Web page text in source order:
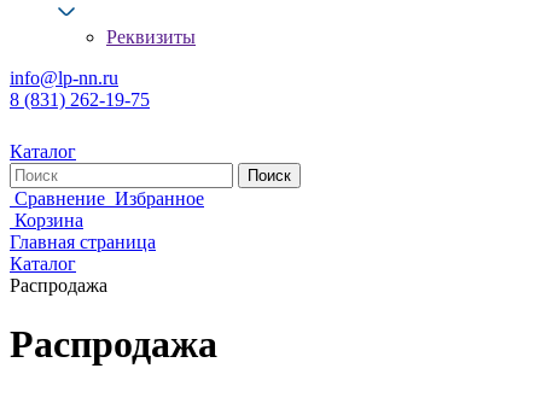
Реквизиты
info@lp-nn.ru
8 (831) 262-19-75
Каталог
Сравнение Избранное
Корзина
Главная страница
Каталог
Распродажа
Распродажа